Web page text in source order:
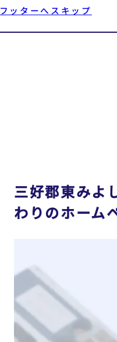
フッターへスキップ
三好郡東みよ
わりのホーム